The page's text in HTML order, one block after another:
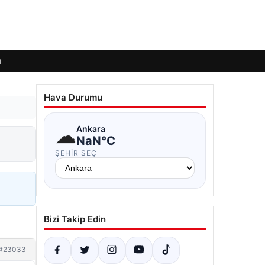
Hava Durumu
☁Ankara
NaN°C
ŞEHIR SEÇ
Bizi Takip Edin